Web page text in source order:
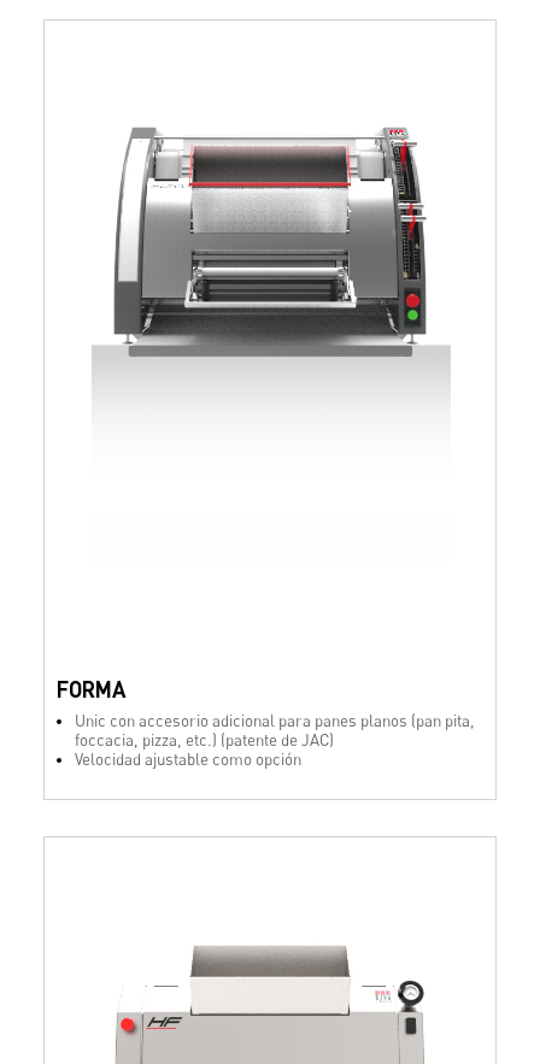
FORMA
Unic con accesorio adicional para panes planos (pan pita,
foccacia, pizza, etc.) (patente de JAC)
Velocidad ajustable como opción